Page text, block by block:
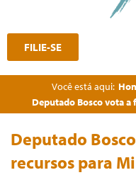
FILIE-SE
Você está aqui:
Deputado Bosco vota a
Deputado
recursos para